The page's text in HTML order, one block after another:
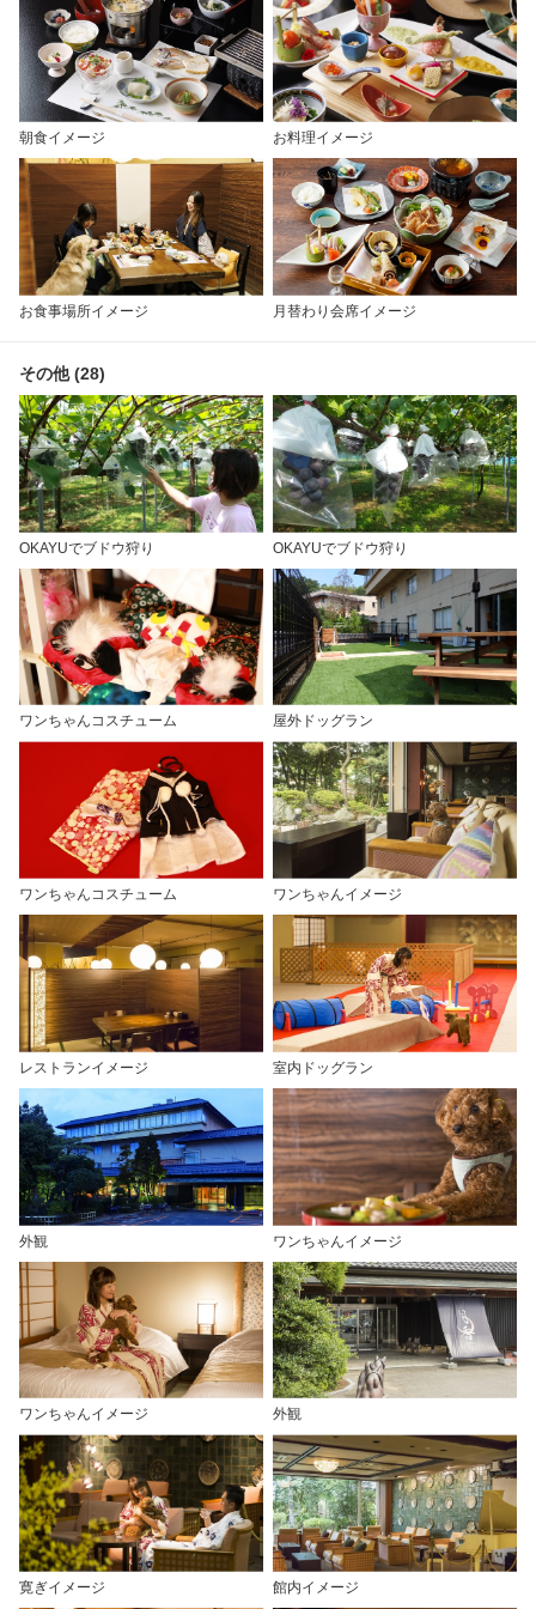
朝食イメージ お料理イメージ
お食事場所イメージ 月替わり会席イメージ
その他 (28)
OKAYUでブドウ狩り OKAYUでブドウ狩り
ワンちゃんコスチューム 屋外ドッグラン
ワンちゃんコスチューム ワンちゃんイメージ
レストランイメージ 室内ドッグラン
外観 ワンちゃんイメージ
ワンちゃんイメージ 外観
寛ぎイメージ 館内イメージ